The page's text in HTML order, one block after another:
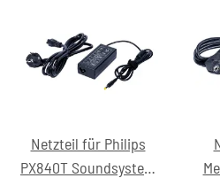
Netzteil für Philips
PX840T Soundsystem